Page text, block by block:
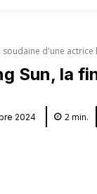
soudaine d'une actrice
Sun, la
2024 2 min.